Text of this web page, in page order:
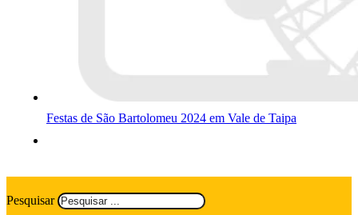
Festas de São Bartolomeu 2024 em Vale de Taipa
Pesquisar